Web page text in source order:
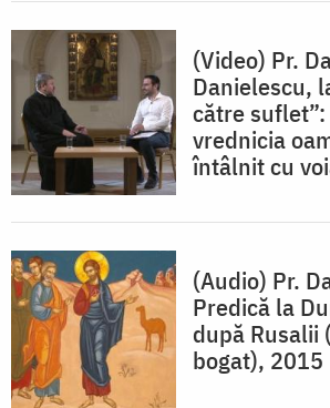
(Video) Pr.
Danielescu,
către
vrednicia
întâlnit cu
(Audio) Pr.
Predică la
după Rusalii
bogat), 2015